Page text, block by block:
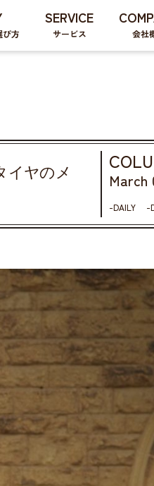
び方
SERVICE
サービス 会社
イヤのメ
March
DAILY